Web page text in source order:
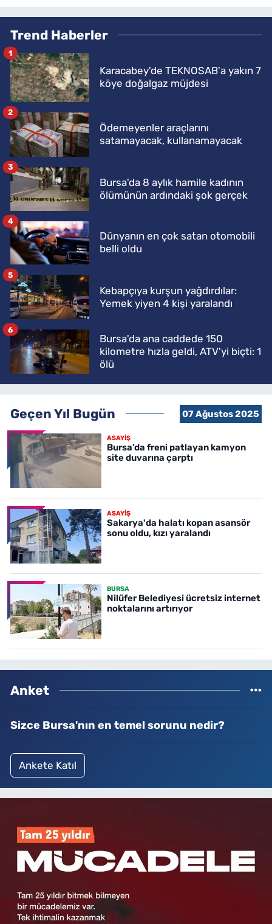
Trend Haberler
Karacabey'de TEKNOSAB'a yakın 7
köye doğalgaz müjdesi
1
Ödemeyenler araçlarını
satamayacak, kullanamayacak
2
Bursa'da 8 aylık hamile kadının
ölümünün ardındaki şok gerçek
3
Dünyanın en çok satan otomobili
belli oldu
4
Kebapçıya kurşun yağdırdılar:
Yemek yiyen 4 kişi yaralandı
5
Bursa'da ana caddede 150
kilometre hızla geldi, ATV'yi biçti: 1
ölü
6
Geçen Yıl Bugün 07 Ağustos 2025
ASAYİŞ
Bursa’da freni patlayan kamyon
site duvarına çarptı
ASAYİŞ
Sakarya'da halatı kopan asansör
sonu oldu, kızı yaralandı
BURSA
Nilüfer Belediyesi ücretsiz internet
noktalarını artırıyor
Anket
Sizce Bursa'nın en temel sorunu nedir?
Ankete Katıl